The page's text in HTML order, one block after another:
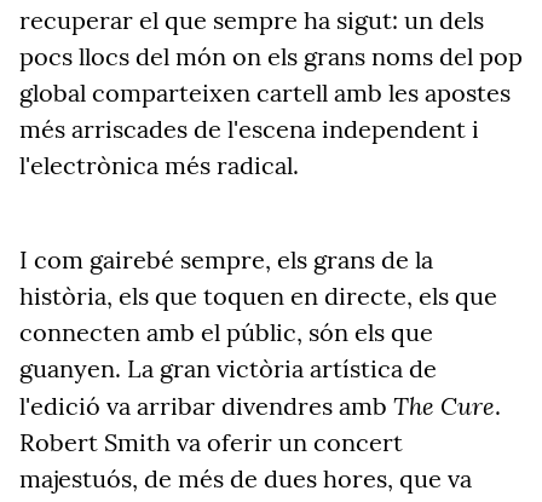
recuperar el que sempre ha sigut: un dels
pocs llocs del món on els grans noms del pop
global comparteixen cartell amb les apostes
més arriscades de l'escena independent i
l'electrònica més radical.
I com gairebé sempre, els grans de la
història, els que toquen en directe, els que
connecten amb el públic, són els que
guanyen. La gran victòria artística de
l'edició va arribar divendres amb The Cure.
Robert Smith va oferir un concert
majestuós, de més de dues hores, que va